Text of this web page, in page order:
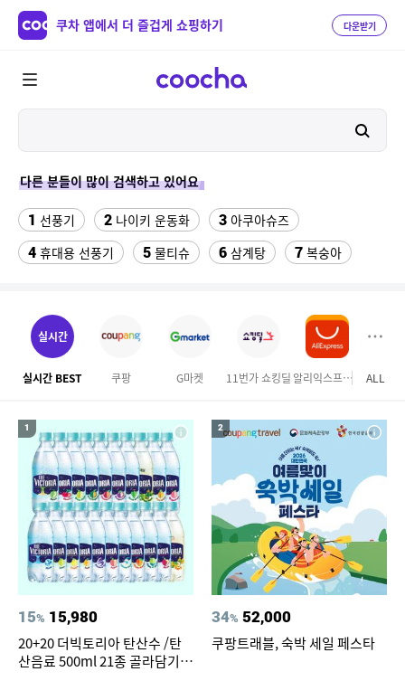
쿠차 앱에서 더 즐겁게 쇼핑하기 다운받기
다른 분들이 많이 검색하고 있어요
1 선풍기 2 나이키 운동화 3 아쿠아슈즈
4 휴대용 선풍기 5 물티슈 6 삼계탕 7 복숭아
ESSECORE KLEVV DDR4-3200 CL22 파인인포 (16GB)
10 팔찌부자재 다이소C타입 to HDMI 미러링 케이블
12 forever21 수향미쌀10kg특등급 14 uhd-65f
침대 매트리스 퀸 창문형 에어컨
17 갤럭시 탭 A 101 2019 케이스 베스킨라빈스
19 나노 게르마늄 의료기 침대
20 갤럭시탭 s6lite 정품키보드케이스
ALL
실시간
실시간 BEST 쿠팡 G마켓 11번가 쇼킹딜 알리익스프레스 오늘
1
15% 15,980
20+20 더빅토리아 탄산수 /탄
산음료 500ml 21종 골라담기
2
34% 52,000
쿠팡트래블, 숙박 세일 페스타